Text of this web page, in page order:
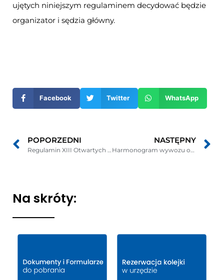
ujętych niniejszym regulaminem decydować będzie
organizator i sędzia główny.
nowym
oknie
Facebook Twitter WhatsApp
POPORZEDNI
Regulamin XIII Otwartych Mistrzostw Gminy Puck w Wyciskaniu Sztangi Leżąc – Leśniewo 2014
NASTĘPNY
Harmonogram wywozu odpadów w okresie VI – XII 2014 r.
Na skróty: